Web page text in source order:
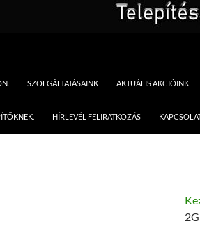
SZOLGÁLTATÁSAINK AKTUÁLIS AKCIÓINK
HÍRLEVÉL FELIRATKOZÁS